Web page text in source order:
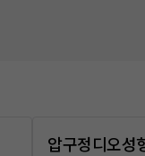
압구정디오성